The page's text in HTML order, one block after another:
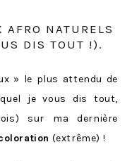
AFRO NATURELS
DIS TOUT !).
» le plus attendu de
je vous dis tout,
sur ma dernière
(extrême) !